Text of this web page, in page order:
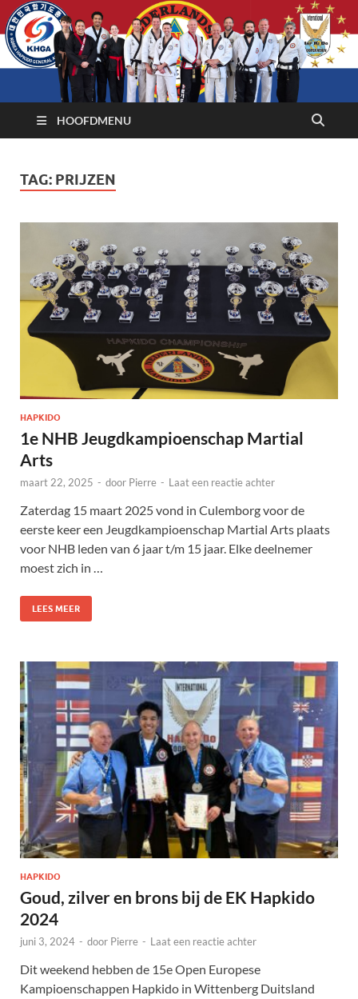
HOOFDMENU
TAG: PRIJZEN
HAPKIDO
1e NHB Jeugdkampioenschap Martial
Arts
maart 22, 2025 - door Pierre - Laat een reactie achter
Zaterdag 15 maart 2025 vond in Culemborg voor de
eerste keer een Jeugdkampioenschap Martial Arts plaats
voor NHB leden van 6 jaar t/m 15 jaar. Elke deelnemer
moest zich in …
LEES MEER
HAPKIDO
Goud, zilver en brons bij de EK Hapkido
2024
juni 3, 2024 - door Pierre - Laat een reactie achter
Dit weekend hebben de 15e Open Europese
Kampioenschappen Hapkido in Wittenberg Duitsland